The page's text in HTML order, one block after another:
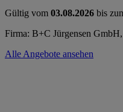
Gültig vom 03.08.2026 bis
Firma: B+C Jürgensen
Alle Angebote ansehen